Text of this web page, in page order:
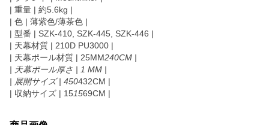
| 重量 | 約5.6kg |
| 色 | 薄紫色/薄茶色 |
| 型番 | SZK-410, SZK-445, SZK-446 |
| 天幕材質 | 210D PU3000 |
| 天幕ポール材質 | 25MM240CM |
| 天幕ポール厚さ | 1 MM |
| 展開サイズ | 450432CM |
| 収納サイズ | 151569CM |